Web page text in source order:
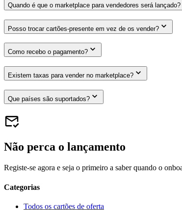
Quando é que o marketplace para vendedores será lançado?
Posso trocar cartões-presente em vez de os vender?
Como recebo o pagamento?
Existem taxas para vender no marketplace?
Que países são suportados?
Não perca o lançamento
Registe-se agora e seja o primeiro a saber quando o
Categorias
Todos os cartões de oferta